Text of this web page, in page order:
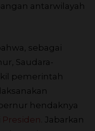
antarwilayah
sebagai
Saudara-
pemerintah
hendaknya
Presiden . Jabarkan